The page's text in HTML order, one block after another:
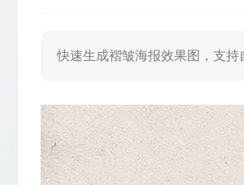
快速生成褶皱海报效果图，支持